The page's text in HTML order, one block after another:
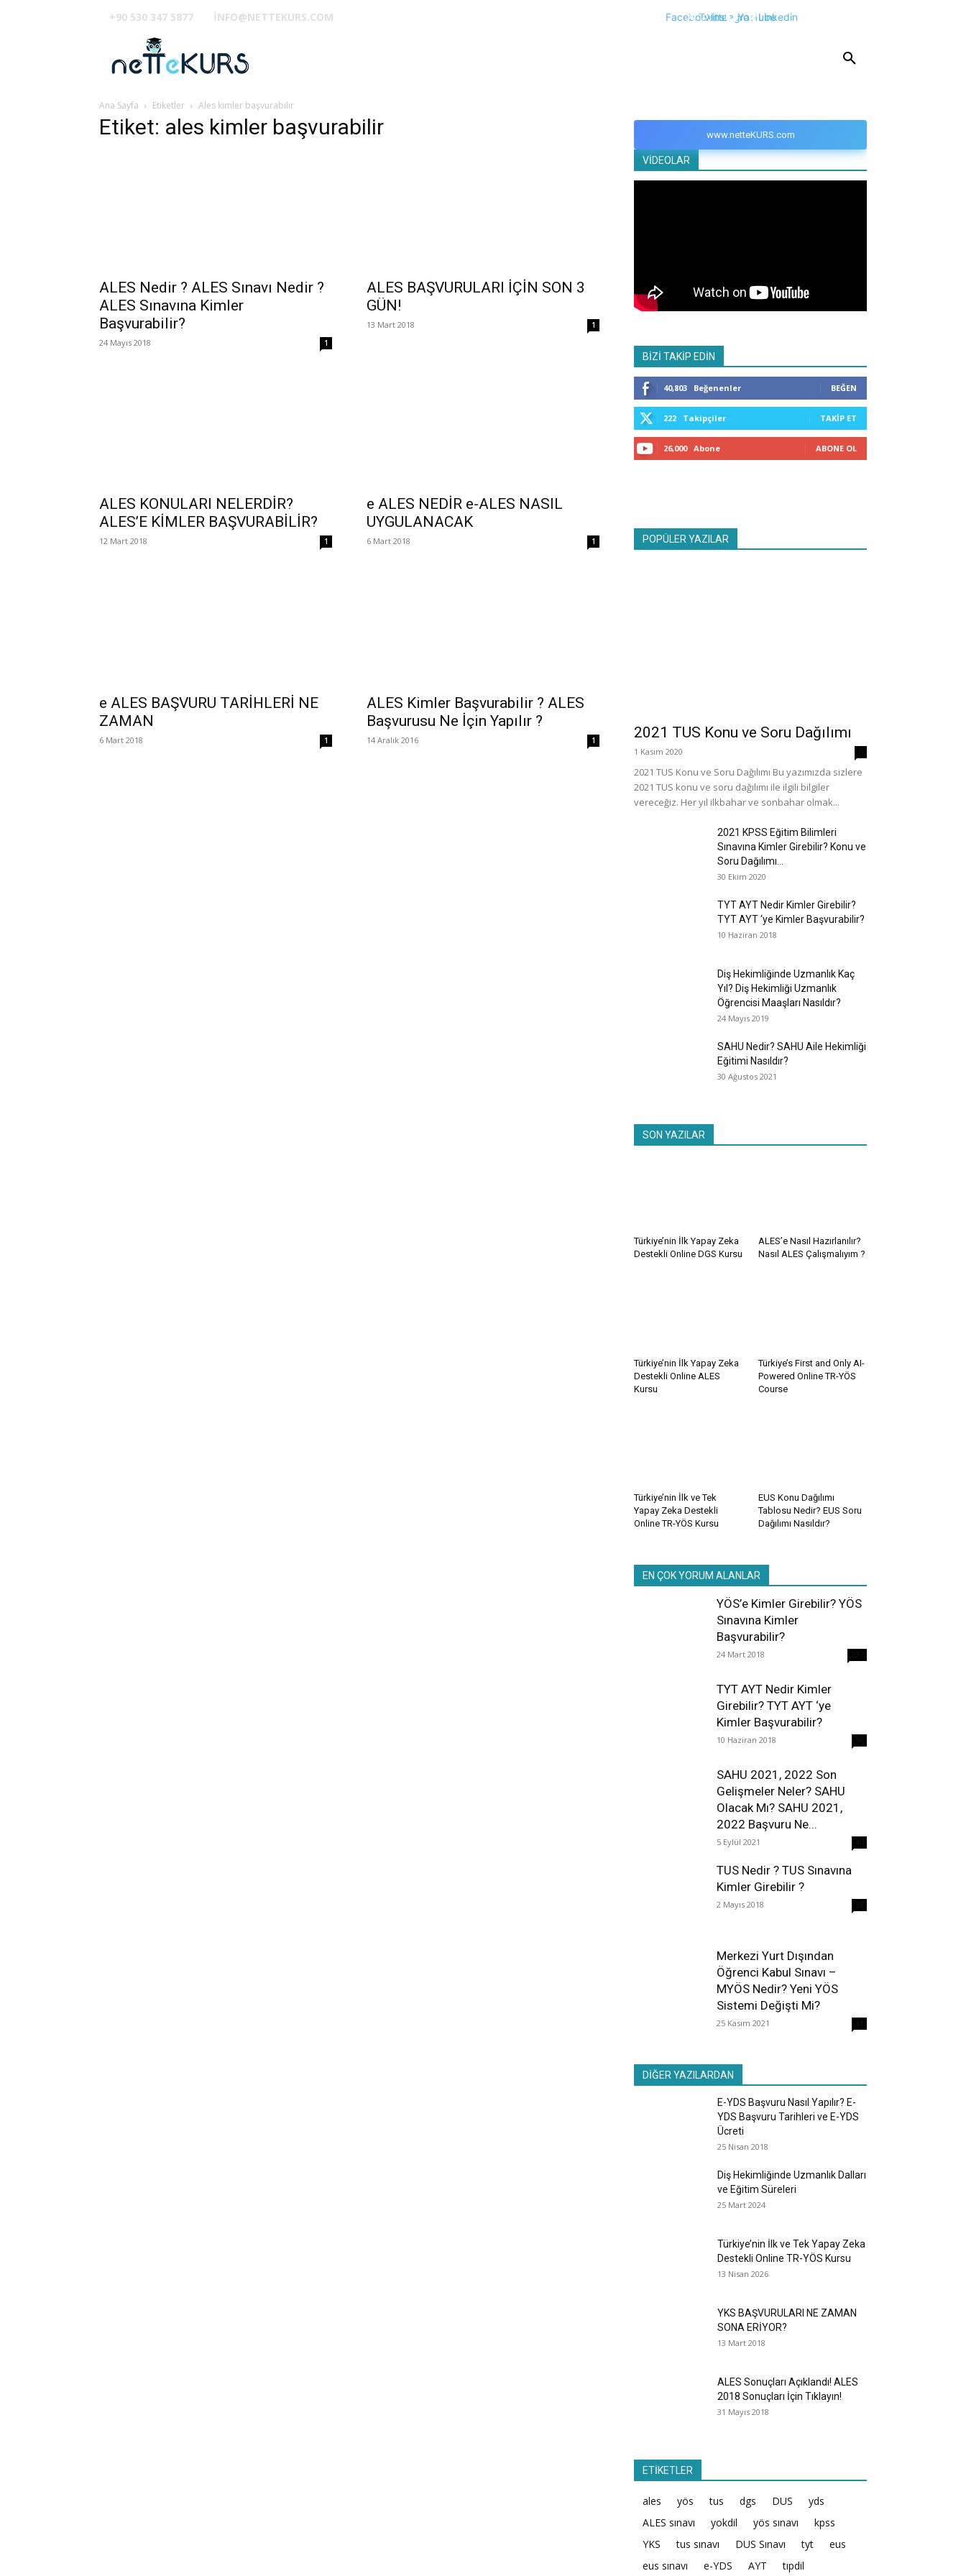
+90 530 347 5877 INFO@NETTEKURS.COM FacebookTwitter
InstagramYoutubeLinkedin
Ana Sayfa Etiketler Ales kimler başvurabilir
Etiket: ales kimler başvurabilir
ALES Nedir ? ALES Sınavı Nedir ?
ALES Sınavına Kimler
Başvurabilir?
24 Mayıs 2018 1
ALES BAŞVURULARI İÇİN SON 3
GÜN!
13 Mart 2018 1
ALES KONULARI NELERDİR?
ALES’E KİMLER BAŞVURABİLİR?
12 Mart 2018 1
e ALES NEDİR e-ALES NASIL
UYGULANACAK
6 Mart 2018 1
e ALES BAŞVURU TARİHLERİ NE
ZAMAN
6 Mart 2018 1
ALES Kimler Başvurabilir ? ALES
Başvurusu Ne İçin Yapılır ?
14 Aralık 2016 1
www.netteKURS.com
VİDEOLAR
BİZİ TAKİP EDİN
40,803 Beğenenler BEĞEN
222 Takipçiler TAKIP ET
26,000 Abone ABONE OL
POPÜLER YAZILAR
2021 TUS Konu ve Soru Dağılımı
1 Kasım 2020
2021 TUS Konu ve Soru Dağılımı Bu yazımızda sizlere
2021 TUS konu ve soru dağılımı ile ilgili bilgiler
vereceğiz. Her yıl ilkbahar ve sonbahar olmak...
2021 KPSS Eğitim Bilimleri
Sınavına Kimler Girebilir? Konu ve
Soru Dağılımı...
30 Ekim 2020
TYT AYT Nedir Kimler Girebilir?
TYT AYT ‘ye Kimler Başvurabilir?
10 Haziran 2018
Diş Hekimliğinde Uzmanlık Kaç
Yıl? Diş Hekimliği Uzmanlık
Öğrencisi Maaşları Nasıldır?
24 Mayıs 2019
SAHU Nedir? SAHU Aile Hekimliği
Eğitimi Nasıldır?
30 Ağustos 2021
SON YAZILAR
Türkiye’nin İlk Yapay Zeka
Destekli Online DGS Kursu
ALES’e Nasıl Hazırlanılır?
Nasıl ALES Çalışmalıyım ?
Türkiye’nin İlk Yapay Zeka
Destekli Online ALES
Kursu
Türkiye’s First and Only AI-
Powered Online TR-YÖS
Course
Türkiye’nin İlk ve Tek
Yapay Zeka Destekli
Online TR-YÖS Kursu
EUS Konu Dağılımı
Tablosu Nedir? EUS Soru
Dağılımı Nasıldır?
EN ÇOK YORUM ALANLAR
YÖS’e Kimler Girebilir? YÖS
Sınavına Kimler
Başvurabilir?
24 Mart 2018
TYT AYT Nedir Kimler
Girebilir? TYT AYT ‘ye
Kimler Başvurabilir?
10 Haziran 2018
SAHU 2021, 2022 Son
Gelişmeler Neler? SAHU
Olacak Mı? SAHU 2021,
2022 Başvuru Ne...
5 Eylül 2021
TUS Nedir ? TUS Sınavına
Kimler Girebilir ?
2 Mayıs 2018
Merkezi Yurt Dışından
Öğrenci Kabul Sınavı –
MYÖS Nedir? Yeni YÖS
Sistemi Değişti Mi?
25 Kasım 2021
DİĞER YAZILARDAN
E-YDS Başvuru Nasıl Yapılır? E-
YDS Başvuru Tarihleri ve E-YDS
Ücreti
25 Nisan 2018
Diş Hekimliğinde Uzmanlık Dalları
ve Eğitim Süreleri
25 Mart 2024
Türkiye’nin İlk ve Tek Yapay Zeka
Destekli Online TR-YÖS Kursu
13 Nisan 2026
YKS BAŞVURULARI NE ZAMAN
SONA ERİYOR?
13 Mart 2018
ALES Sonuçları Açıklandı! ALES
2018 Sonuçları İçin Tıklayın!
31 Mayıs 2018
ETİKETLER
ales yös tus dgs DUS
yds
ALES sınavı
yokdil yös sınavı
kpss
YKS
tus sınavı DUS Sınavı tyt
eus
eus sınavı
e-YDS AYT tıpdil